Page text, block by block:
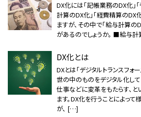
DX化には「記帳業務のDX化」
計算のDX化」「経費精算のDX
ますが、その中で「給与計算の
があるのでしょうか。 ■給与
DX化とは
DXとは「デジタルトランスフォ
世の中のものをデジタル化して
仕事などに変革をもたらす、
ます。DX化を行うことによって
が、 […]